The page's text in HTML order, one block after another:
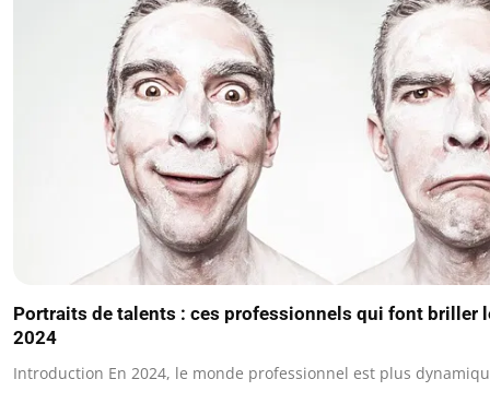
Portraits de talents : ces professionnels qui font briller
2024
Introduction En 2024, le monde professionnel est plus